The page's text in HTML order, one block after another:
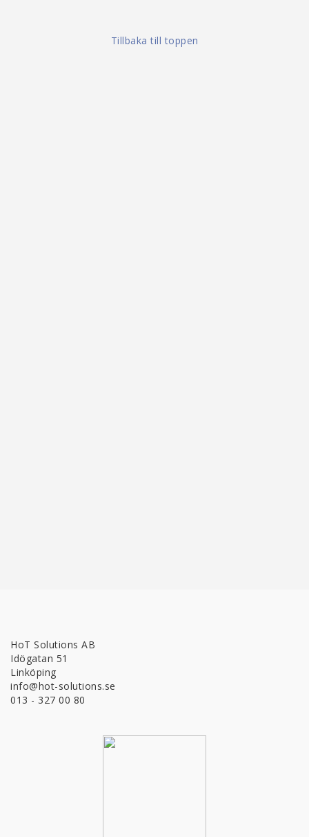
Tillbaka till toppen
HoT Solutions AB
Idögatan 51
Linköping
info@hot-solutions.se
013 - 327 00 80